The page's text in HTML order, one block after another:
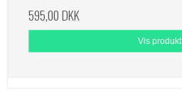
595,00 DKK
Vis produkt